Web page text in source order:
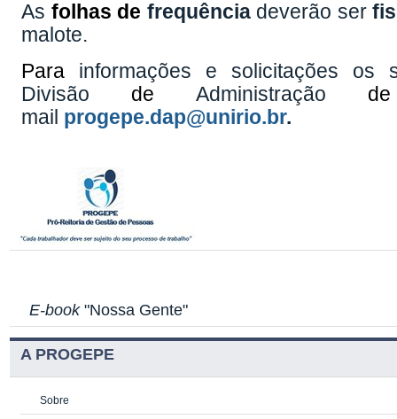
As folhas de frequênciadeverão ser
malote.
Para informações e solicitações os
Divisão de Administração de
mail progepe.dap@unirio.br.
E-book"Nossa Gente"
A PROGEPE
Sobre